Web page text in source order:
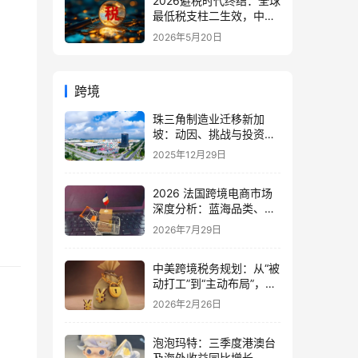
最低税支柱二生效，中国
企业家海外公司合规3大
2026年5月20日
跨境
珠三角制造业迁移新加
坡：动因、挑战与投资机
遇深度解析（2026年最
2025年12月29日
2026 法国跨境电商市场
深度分析：蓝海品类、本
土入驻与运营指南 |
IngStart
2026年7月29日
中美跨境税务规划：从“被
动打工”到“主动布局”，美
国经营者身份如何实现财
2026年2月26日
泡泡玛特：三季度港澳台